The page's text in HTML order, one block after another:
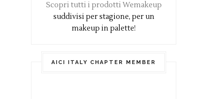
Scopri tutti i prodotti Wemakeup
suddivisi per stagione, per un
makeup in palette!
AICI ITALY CHAPTER MEMBER